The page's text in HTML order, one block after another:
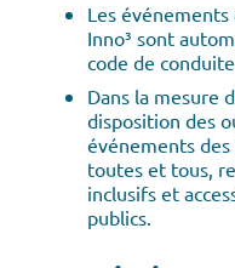
Les événements
Inno³ sont
code de
Dans la mesure
disposition des
événements
toutes et tous,
inclusifs et
publics.